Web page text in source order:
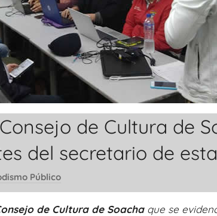
de Cultura de
del secretario de
Público
de Cultura de Soachaque se